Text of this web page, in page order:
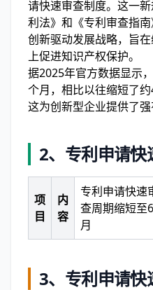
请快速审查制度。这一
利法》和《专利审查指
创新驱动发展战略，旨
上促进知识产权保护。
据2025年官方数据显示
个月，相比以往缩短了约
这为创新型企业提供了强
2、 专利申请
项
目
内
容
专利申请快速
查周期缩短至
月
3、 专利申请